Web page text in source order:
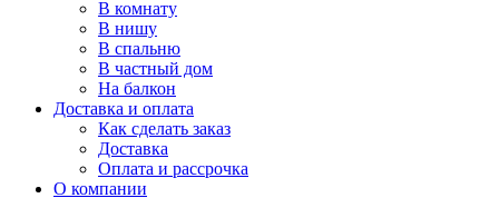
В комнату
В нишу
В спальню
В частный дом
На балкон
Доставка и оплата
Как сделать заказ
Доставка
Оплата и рассрочка
О компании